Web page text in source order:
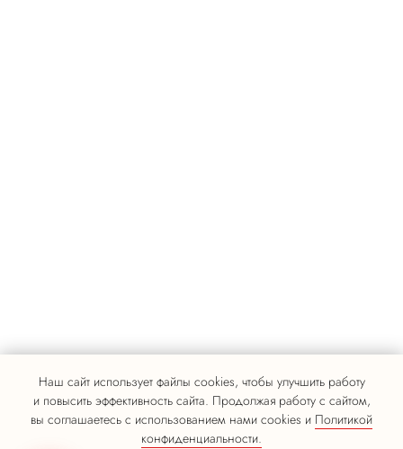
Наш сайт использует файлы cookies, чтобы улучшить работу
и повысить эффективность сайта. Продолжая работу с сайтом,
вы соглашаетесь с использованием нами cookies и Политикой
конфиденциальности.